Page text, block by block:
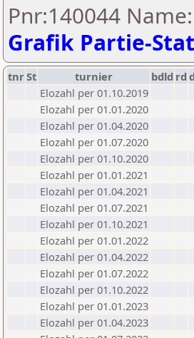
Pnr:140044
Grafik Partie-
tnrSt turnier bdld rd
Elozahl per 01.10.2019
Elozahl per 01.01.2020
Elozahl per 01.04.2020
Elozahl per 01.07.2020
Elozahl per 01.10.2020
Elozahl per 01.01.2021
Elozahl per 01.04.2021
Elozahl per 01.07.2021
Elozahl per 01.10.2021
Elozahl per 01.01.2022
Elozahl per 01.04.2022
Elozahl per 01.07.2022
Elozahl per 01.10.2022
Elozahl per 01.01.2023
Elozahl per 01.04.2023